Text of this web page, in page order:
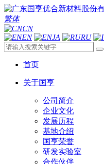
繁体
CN
EN
JA RU
首页
关于国亨
公司简介
企业文化
发展历程
基地介绍
国亨荣誉
研发实验室
合作伙伴